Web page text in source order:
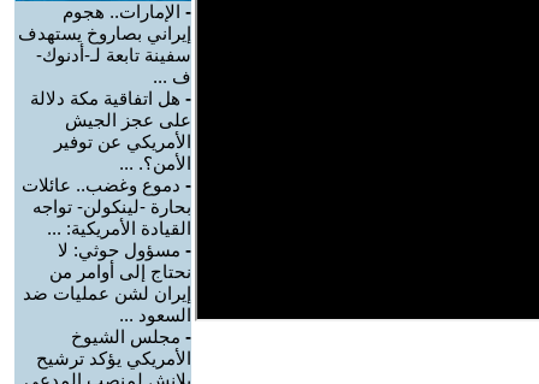
- الإمارات.. هجوم
إيراني بصاروخ يستهدف
سفينة تابعة لـ-أدنوك-
ف ...
- هل اتفاقية مكة دلالة
على عجز الجيش
الأمريكي عن توفير
الأمن؟. ...
- دموع وغضب.. عائلات
بحارة -لينكولن- تواجه
القيادة الأمريكية: ...
- مسؤول حوثي: لا
نحتاج إلى أوامر من
إيران لشن عمليات ضد
السعود ...
- مجلس الشيوخ
الأمريكي يؤكد ترشيح
بلانش لمنصب المدعي